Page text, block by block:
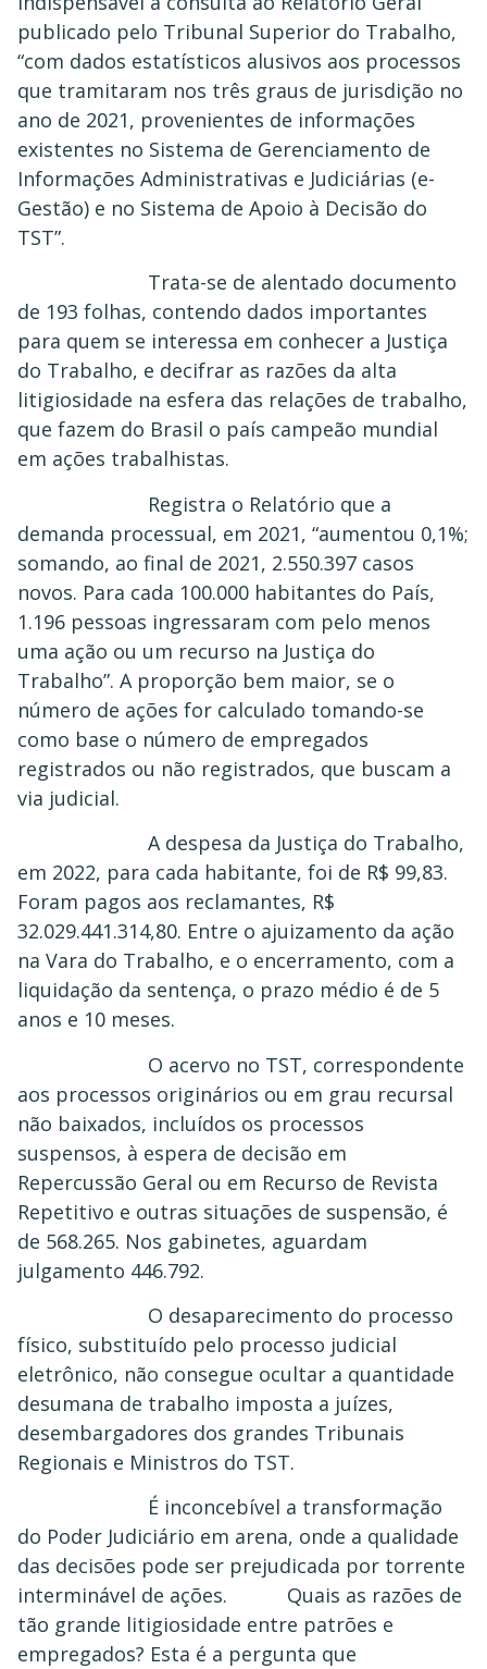
publicado pelo Tribunal Superior do Trabalho,
“com dados estatísticos alusivos aos processos
que tramitaram nos três graus de jurisdição no
ano de 2021, provenientes de informações
existentes no Sistema de Gerenciamento de
Informações Administrativas e Judiciárias (e-
Gestão) e no Sistema de Apoio à Decisão do
TST”.
Trata-se de alentado documento
de 193 folhas, contendo dados importantes
para quem se interessa em conhecer a Justiça
do Trabalho, e decifrar as razões da alta
litigiosidade na esfera das relações de trabalho,
que fazem do Brasil o país campeão mundial
em ações trabalhistas.
Registra o Relatório que a
demanda processual, em 2021, “aumentou 0,1%;
somando, ao final de 2021, 2.550.397 casos
novos. Para cada 100.000 habitantes do País,
1.196 pessoas ingressaram com pelo menos
uma ação ou um recurso na Justiça do
Trabalho”. A proporção bem maior, se o
número de ações for calculado tomando-se
como base o número de empregados
registrados ou não registrados, que buscam a
via judicial.
A despesa da Justiça do Trabalho,
em 2022, para cada habitante, foi de R$ 99,83.
Foram pagos aos reclamantes, R$
32.029.441.314,80. Entre o ajuizamento da ação
na Vara do Trabalho, e o encerramento, com a
liquidação da sentença, o prazo médio é de 5
anos e 10 meses.
O acervo no TST, correspondente
aos processos originários ou em grau recursal
não baixados, incluídos os processos
suspensos, à espera de decisão em
Repercussão Geral ou em Recurso de Revista
Repetitivo e outras situações de suspensão, é
de 568.265. Nos gabinetes, aguardam
julgamento 446.792.
O desaparecimento do processo
físico, substituído pelo processo judicial
eletrônico, não consegue ocultar a quantidade
desumana de trabalho imposta a juízes,
desembargadores dos grandes Tribunais
Regionais e Ministros do TST.
É inconcebível a transformação
do Poder Judiciário em arena, onde a qualidade
das decisões pode ser prejudicada por torrente
interminável de ações. Quais as razões de
tão grande litigiosidade entre patrões e
empregados? Esta é a pergunta que